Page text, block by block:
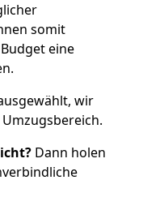
somit
eine
wir
Dann holen